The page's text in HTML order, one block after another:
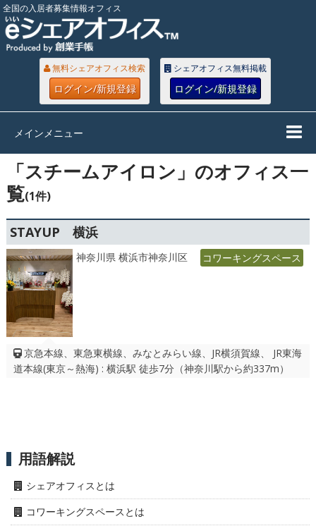
全国の入居者募集情報オフィス
無料シェアオフィス検索
ログイン/新規登録
シェアオフィス無料掲載
ログイン/新規登録
メインメニュー
「スチームアイロン」のオフィス一
覧(1件)
STAYUP 横浜
神奈川県 横浜市神奈川区 コワーキングスペース
京急本線、東急東横線、みなとみらい線、JR横須賀線、 JR東海
道本線(東京～熱海) : 横浜駅 徒歩7分（神奈川駅から約337m）
用語解説
シェアオフィスとは
コワーキングスペースとは